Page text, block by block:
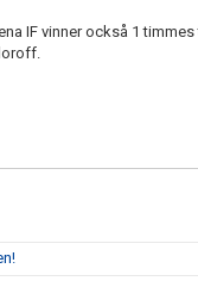
IF vinner också 1